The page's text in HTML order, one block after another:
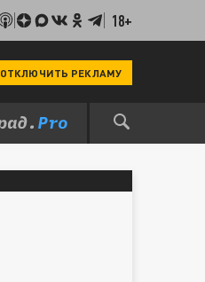
18+
ОТКЛЮЧИТЬ РЕКЛАМУ